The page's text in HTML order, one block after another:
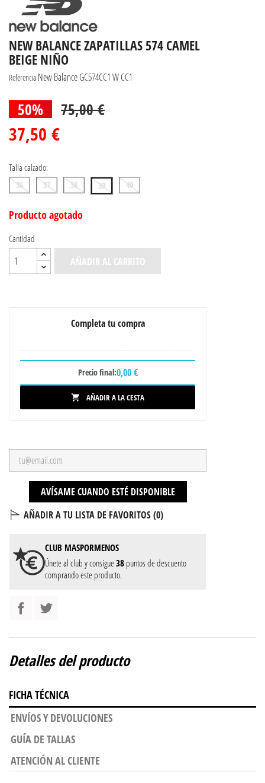
NEW BALANCE ZAPATILLAS 574 CAMEL
BEIGE NIÑO
Referencia New Balance GC574CC1 W CC1
50% 75,00 €
37,50 €
Talla calzado:
36 37 38 39 40
Producto agotado
Cantidad
AÑADIR AL CARRITO
Completa tu compra
Precio final:0,00 €
 AÑADIR A LA CESTA
AVÍSAME CUANDO ESTÉ DISPONIBLE
AÑADIR A TU LISTA DE FAVORITOS (0)
CLUB MASPORMENOS
Únete al club y consigue38 puntos de descuento
comprando este producto.
Detalles del producto
FICHA TÉCNICA
ENVÍOS Y DEVOLUCIONES
GUÍA DE TALLAS
ATENCIÓN AL CLIENTE